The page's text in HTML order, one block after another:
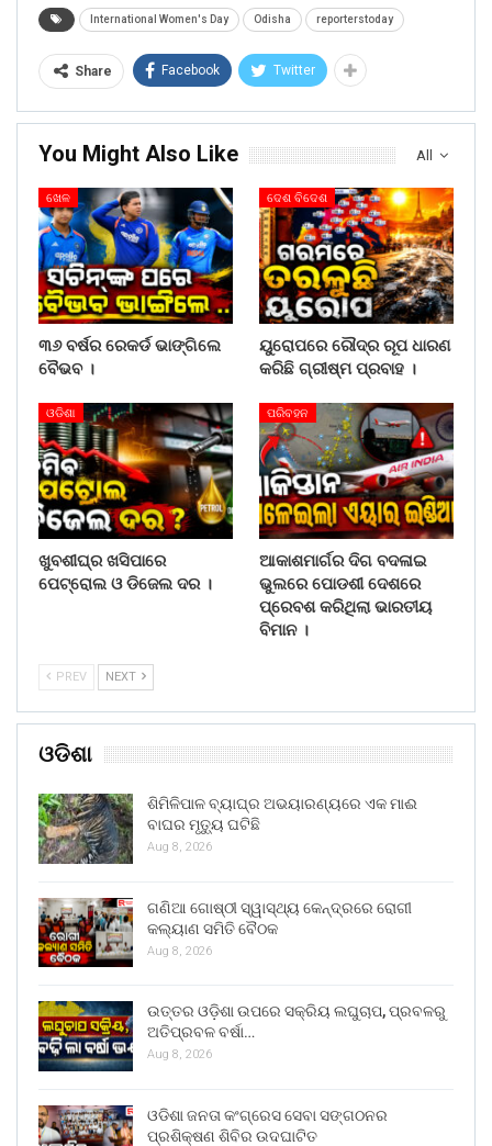
International Women's Day Odisha reporterstoday
Share Facebook Twitter
All
You Might Also Like
ଖେଳ
୩୬ ବର୍ଷର ରେକର୍ଡ ଭାଙ୍ଗିଲେ
ବୈଭବ ।
ଦେଶ ବିଦେଶ
ୟୁରୋପରେ ରୌଦ୍ର ରୂପ ଧାରଣ
କରିଛି ଗ୍ରୀଷ୍ମ ପ୍ରବାହ ।
ଓଡିଶା
ଖୁବଶୀଘ୍ର ଖସିପାରେ
ପେଟ୍ରୋଲ ଓ ଡିଜେଲ ଦର ।
ପରିବହନ
ଆକାଶମାର୍ଗର ଦିଗ ବଦଳାଇ
ଭୁଲରେ ପୋଡଶୀ ଦେଶରେ
ପ୍ରେବଶ କରିଥିଲା ଭାରତୀୟ
ବିମାନ ।
PREV NEXT
ଓଡିଶା
ଶିମିଳିପାଳ ବ୍ୟାଘ୍ର ଅଭୟାରଣ୍ୟରେ ଏକ ମାଈ
ବାଘର ମୃତ୍ୟୁ ଘଟିଛି
Aug 8, 2026
ଗଣିଆ ଗୋଷ୍ଠୀ ସ୍ୱାସ୍ଥ୍ୟ କେନ୍ଦ୍ରରେ ରୋଗୀ
କଲ୍ୟାଣ ସମିତି ବୈଠକ
Aug 8, 2026
ଉତ୍ତର ଓଡ଼ିଶା ଉପରେ ସକ୍ରିୟ ଲଘୁଚାପ, ପ୍ରବଳରୁ
ଅତିପ୍ରବଳ ବର୍ଷା…
Aug 8, 2026
ଓଡିଶା ଜନତା କଂଗ୍ରେସ ସେବା ସଙ୍ଗଠନର
ପ୍ରଶିକ୍ଷଣ ଶିବିର ଉଦଘାଟିତ